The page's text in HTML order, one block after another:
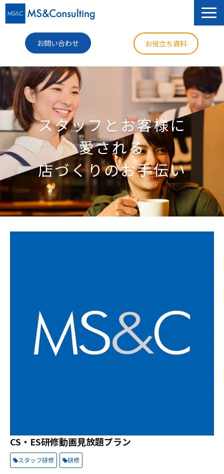
お問い合わせ お役立ち資料
サービス
セミナー
導入事例
コラム
ニュース
企業情報
スタッフとお客様に
愛される
店づくりのお手伝い
CS・ES研修動画見放題プラン
スタッフ研修 研修